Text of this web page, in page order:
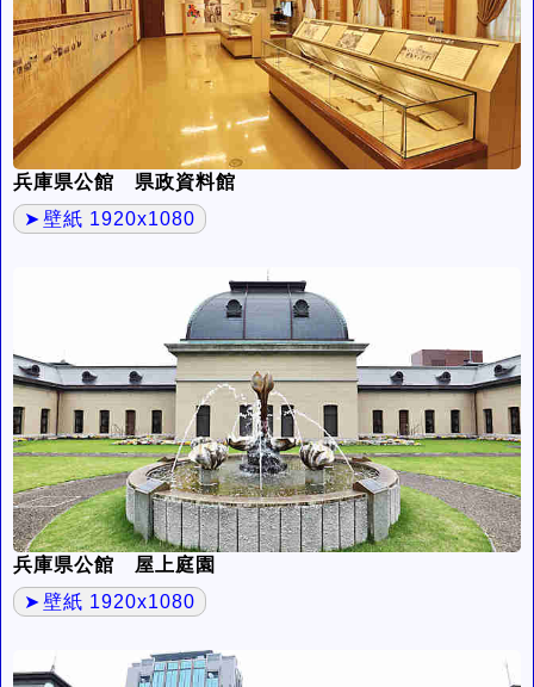
兵庫県公館 県政資料館
壁紙 1920x1080
兵庫県公館 屋上庭園
壁紙 1920x1080